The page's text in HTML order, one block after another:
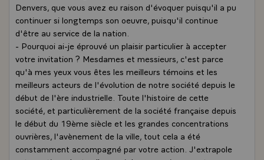
Denvers, que vous avez eu raison d'évoquer puisqu'il a pu
continuer si longtemps son oeuvre, puisqu'il continue
d'être au service de la nation.
- Pourquoi ai-je éprouvé un plaisir particulier à accepter
votre invitation ? Mesdames et messieurs, c'est parce
qu'à mes yeux vous êtes les meilleurs témoins et les
meilleurs acteurs de l'évolution de notre société depuis le
début de l'ère industrielle. Toute l'histoire de cette
société, et particulièrement de la société française depuis
le début du 19ème siècle et les grandes concentrations
ouvrières, l'avènement de la ville, tout cela a été
constamment accompagné par votre action. J'extrapole